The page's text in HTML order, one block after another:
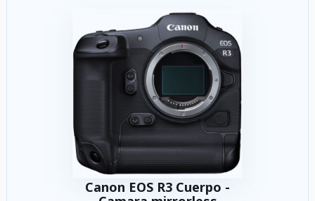
Canon EOS R3 Cuerpo -